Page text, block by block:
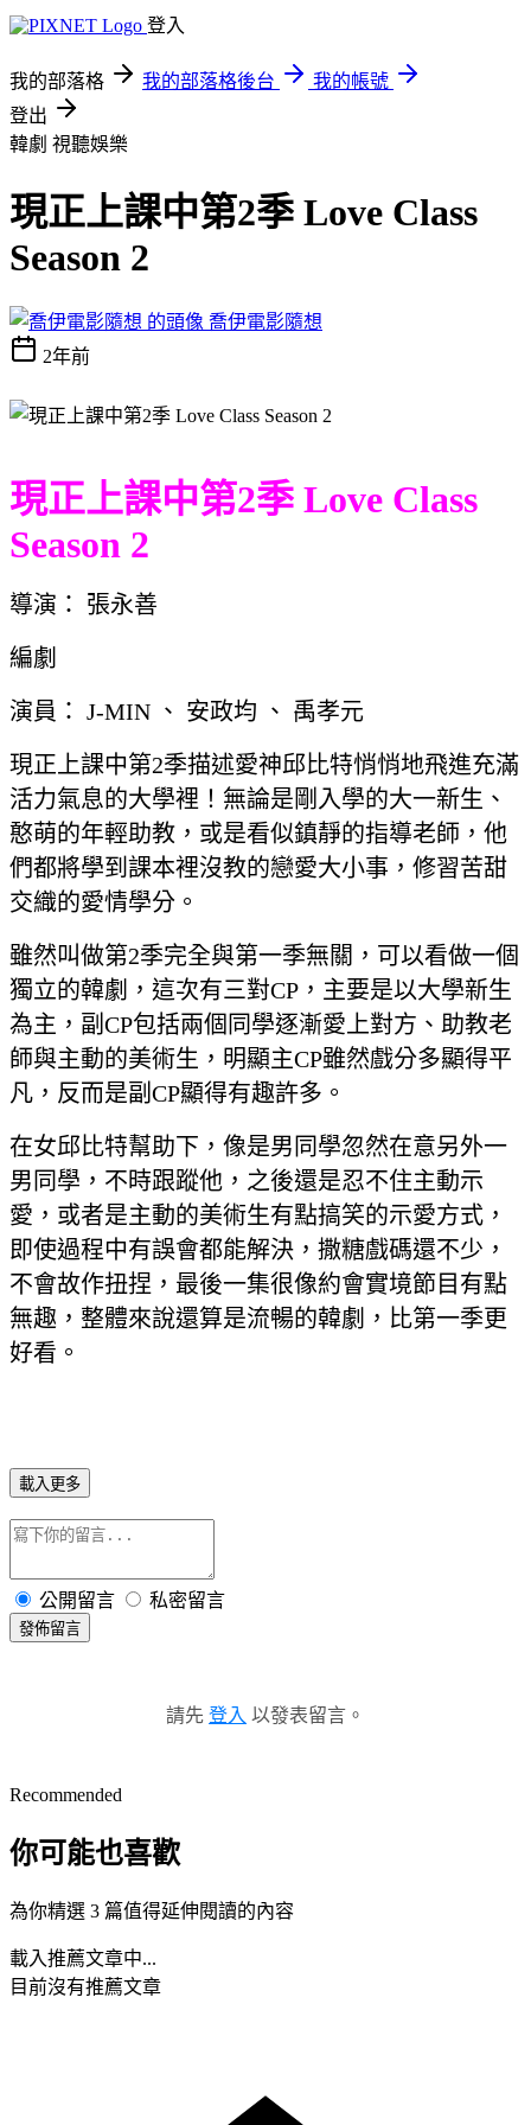
登入
我的部落格 我的部落格後台
我的帳號
登出
韓劇 視聽娛樂
現正上課中第2季 Love Class
Season 2
喬伊電影隨想
2年前
現正上課中第2季 Love Class
Season 2
導演： 張永善
編劇
演員： J-MIN 、 安政均 、 禹孝元
現正上課中第2季描述愛神邱比特悄悄地飛進充滿
活力氣息的大學裡！無論是剛入學的大一新生、
憨萌的年輕助教，或是看似鎮靜的指導老師，他
們都將學到課本裡沒教的戀愛大小事，修習苦甜
交織的愛情學分。
雖然叫做第2季完全與第一季無關，可以看做一個
獨立的韓劇，這次有三對CP，主要是以大學新生
為主，副CP包括兩個同學逐漸愛上對方、助教老
師與主動的美術生，明顯主CP雖然戲分多顯得平
凡，反而是副CP顯得有趣許多。
在女邱比特幫助下，像是男同學忽然在意另外一
男同學，不時跟蹤他，之後還是忍不住主動示
愛，或者是主動的美術生有點搞笑的示愛方式，
即使過程中有誤會都能解決，撒糖戲碼還不少，
不會故作扭捏，最後一集很像約會實境節目有點
無趣，整體來說還算是流暢的韓劇，比第一季更
好看。
載入更多
公開留言 私密留言
發佈留言
請先 登入 以發表留言。
Recommended
你可能也喜歡
為你精選 3 篇值得延伸閱讀的內容
載入推薦文章中...
目前沒有推薦文章